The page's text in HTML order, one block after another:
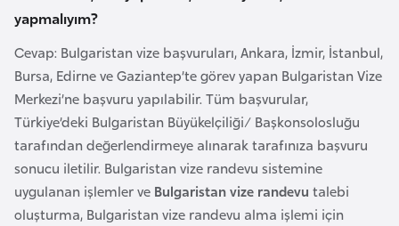
yapmalıyım?
Cevap: Bulgaristan vize başvuruları, Ankara, İzmir, İstanbul,
Bursa, Edirne ve Gaziantep’te görev yapan Bulgaristan Vize
Merkezi’ne başvuru yapılabilir. Tüm başvurular,
Türkiye’deki Bulgaristan Büyükelçiliği/ Başkonsolosluğu
tarafından değerlendirmeye alınarak tarafınıza başvuru
sonucu iletilir. Bulgaristan vize randevu sistemine
uygulanan işlemler ve Bulgaristan vize randevu talebi
oluşturma, Bulgaristan vize randevu alma işlemi için
i
a
G
a
n
a